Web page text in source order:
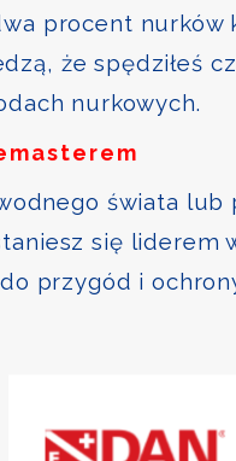
procent nurków
że spędziłeś
nurkowych.
świata
się liderem
przygód i